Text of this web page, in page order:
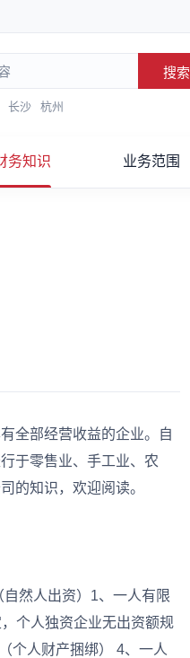
搜索
长沙 杭州
务知识 业务范围
全部经营收益的企业。自
于零售业、手工业、农
的知识，欢迎阅读。
然人出资）1、一人有限
个人独资企业无出资额规
个人财产捆绑） 4、一人